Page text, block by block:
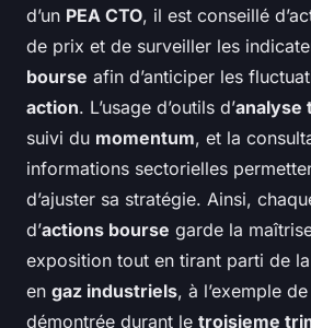
d’un PEA CTO, il est conseillé
de prix et de surveiller les
bourse afin d’anticiper les
action. L’usage d’outils d’analyse
suivi du momentum, et la
informations sectorielles
d’ajuster sa stratégie. Ainsi,
d’actions bourse garde la
exposition tout en tirant parti de
en gaz industriels, à l’exemple
démontrée durant le troisieme